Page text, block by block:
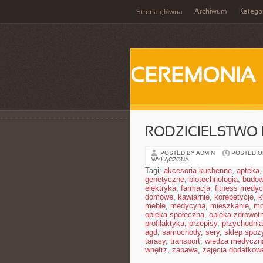
Strona główna Archiwum
CEREMONIA
POSTED BY ADMIN POSTED
WYŁĄCZONA
Tagi: akcesoria kuchenne, apteka,
genetyczne, biotechnologia,
elektryka, farmacja, fitness
domowe, kawiarnie, korepetycje,
meble, medycyna, mieszkanie,
opieka społeczna, opieka
profilaktyka, przepisy, przychodnia
agd, samochody, sery, sklep
tarasy, transport, wiedza
wnętrz, zabawa, zajęcia